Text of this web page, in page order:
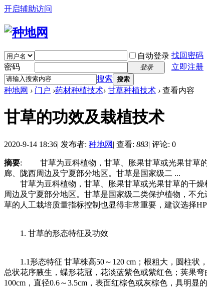
开启辅助访问
自动登录 找回密码
密码
登录
立即注册
搜索 搜索
种地网 › 门户 ›药材种植技术› 甘草种植技术 › 查看内容
甘草的功效及栽植技术
2020-9-14 18:36| 发布者: 种地网 | 查看: 883| 评论: 0
摘要: 甘草为豆科植物，甘草、胀果甘草或光果甘草的
廊、陇西周边及宁夏部分地区。甘草是国家级二 ...
甘草为豆科植物，甘草、胀果甘草或光果甘草的干燥
周边及宁夏部分地区。甘草是国家级二类保护植物，不
草的人工栽培质量指标控制也显得非常重要，建议选择
1. 甘草的形态特征及功效
1.1形态特征 甘草株高50～120 cm；根粗大，圆柱状
总状花序腋生，蝶形花冠，花淡蓝紫色或紫红色；荚果
100cm，直径0.6～3.5cm，表面红棕色或灰棕色，具明